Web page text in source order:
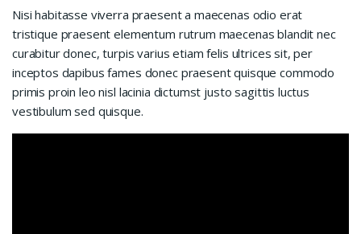
Nisi habitasse viverra praesent a maecenas odio erat
tristique praesent elementum rutrum maecenas blandit nec
curabitur donec, turpis varius etiam felis ultrices sit, per
inceptos dapibus fames donec praesent quisque commodo
primis proin leo nisl lacinia dictumst justo sagittis luctus
vestibulum sed quisque.